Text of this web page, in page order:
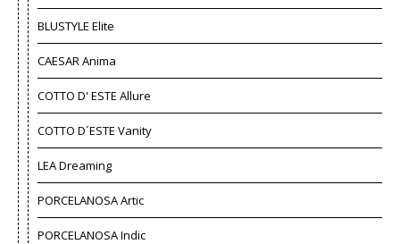
BLUSTYLE Elite
CAESAR Anima
COTTO D' ESTE Allure
COTTO D´ESTE Vanity
LEA Dreaming
PORCELANOSA Artic
PORCELANOSA Indic